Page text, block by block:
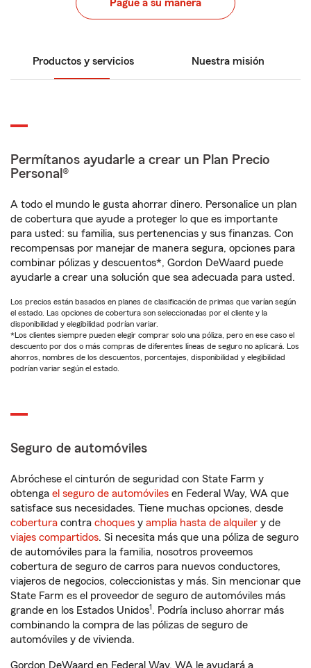
Pague a su manera
Productos y servicios Nuestra misión
Permítanos ayudarle a crear un Plan Precio
Personal®
A todo el mundo le gusta ahorrar dinero. Personalice un plan
de cobertura que ayude a proteger lo que es importante
para usted: su familia, sus pertenencias y sus finanzas. Con
recompensas por manejar de manera segura, opciones para
combinar pólizas y descuentos*, Gordon DeWaard puede
ayudarle a crear una solución que sea adecuada para usted.
Los precios están basados en planes de clasificación de primas que varían según
el estado. Las opciones de cobertura son seleccionadas por el cliente y la
disponibilidad y elegibilidad podrían variar.
*Los clientes siempre pueden elegir comprar solo una póliza, pero en ese caso el
descuento por dos o más compras de diferentes líneas de seguro no aplicará. Los
ahorros, nombres de los descuentos, porcentajes, disponibilidad y elegibilidad
podrían variar según el estado.
Seguro de automóviles
Abróchese el cinturón de seguridad con State Farm y
obtenga el seguro de automóviles en Federal Way, WA que
satisface sus necesidades. Tiene muchas opciones, desde
cobertura contra choques y amplia hasta de alquiler y de
viajes compartidos. Si necesita más que una póliza de seguro
de automóviles para la familia, nosotros proveemos
cobertura de seguro de carros para nuevos conductores,
viajeros de negocios, coleccionistas y más. Sin mencionar que
State Farm es el proveedor de seguro de automóviles más
grande en los Estados Unidos1. Podría incluso ahorrar más
combinando la compra de las pólizas de seguro de
automóviles y de vivienda.
Gordon DeWaard en Federal Way, WA le ayudará a